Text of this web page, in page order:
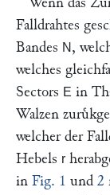
Falldrahtes
Bandes N ,
welches
Sectors E in
Walzen
welcher der
Hebels r
in Fig. 1 und 2